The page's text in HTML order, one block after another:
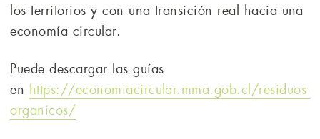
los territorios y con una transición real hacia una
economía circular.
Puede descargar las guías
en https://economiacircular.mma.gob.cl/residuos-
organicos/